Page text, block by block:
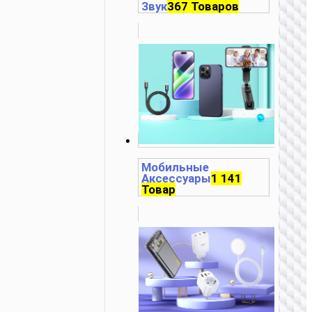
Звук367 Товаров
Мобильные
Аксессуары1 141
Товар